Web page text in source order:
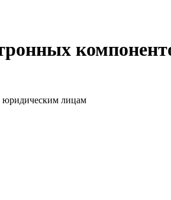
юридическим лицам